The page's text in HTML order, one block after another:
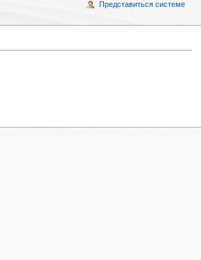
Представиться системе